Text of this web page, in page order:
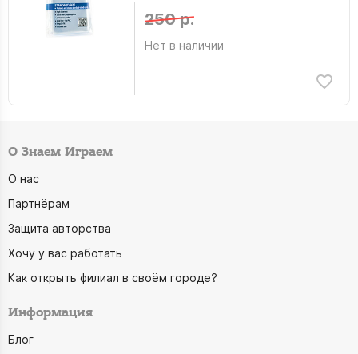
250 р.
Нет в наличии
О Знаем Играем
О нас
Партнёрам
Защита авторства
Хочу у вас работать
Как открыть филиал в своём городе?
Информация
Блог